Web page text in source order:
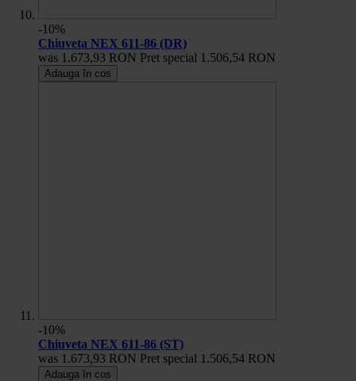
-10%
Chiuveta NEX 611-86 (DR)
was 1.673,93 RON Pret special 1.506,54 RON
Adauga în cos
-10%
Chiuveta NEX 611-86 (ST)
was 1.673,93 RON Pret special 1.506,54 RON
Adauga în cos